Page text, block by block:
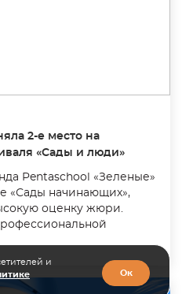
2-е место на
«Сады и люди»
Pentaschool «Зеленые»
«Сады начинающих»,
оценку жюри.
и
Ок